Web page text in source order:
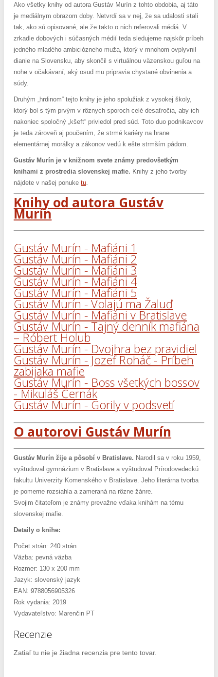
Ako všetky knihy od autora Gustáv Murín z tohto obdobia, aj táto
je mediálnym obrazom doby. Netvrdí sa v nej, že sa udalosti stali
tak, ako sú opisované, ale že takto o nich referovali médiá. V
zrkadle dobových i súčasných médií teda sledujeme najskôr príbeh
jedného mladého ambiciózneho muža, ktorý v mnohom ovplyvnil
dianie na Slovensku, aby skončil s virtuálnou väzenskou guľou na
nohe v očakávaní, aký osud mu pripravia chystané obvinenia a
súdy.
Druhým „hrdinom“ tejto knihy je jeho spolužiak z vysokej školy,
ktorý bol s tým prvým v rôznych sporoch celé desaťročia, aby ich
nakoniec spoločný „kšeft“ priviedol pred súd. Toto duo podnikavcov
je teda zároveň aj poučením, že strmé kariéry na hrane
elementárnej morálky a zákonov vedú k ešte strmším pádom.
Gustáv Murín je v knižnom svete známy predovšetkým
knihami z prostredia slovenskej mafie. Knihy z jeho tvorby
nájdete v našej ponuke tu
Knihy od autora Gustáv
Murín
Gustáv Murín - Mafiáni 1
Gustáv Murín - Mafiáni 2
Gustáv Murín - Mafiáni 3
Gustáv Murín - Mafiáni 4
Gustáv Murín - Mafiáni 5
Gustáv Murín - Volajú ma Žaluď
Gustáv Murín - Mafiáni v Bratislave
Gustáv Murín - Tajný denník mafiána
– Róbert Holub
Gustáv Murín - Dvojhra bez pravidiel
Gustáv Murín - Jozef Roháč - Príbeh
zabijaka mafie
Gustáv Murín - Boss všetkých bossov
- Mikuláš Černák
Gustáv Murín - Gorily v podsvetí
O autorovi Gustáv Murín
Gustáv Murín žije a pôsobí v Bratislave. Narodil sa v roku 1959,
vyštudoval gymnázium v Bratislave a vyštudoval Prírodovedeckú
fakultu Univerzity Komenského v Bratislave. Jeho literárna tvorba
je pomerne rozsiahla a zameraná na rôzne žánre.
Svojim čitateľom je známy prevažne vďaka knihám na tému
slovenskej mafie.
Detaily o knihe:
Počet strán: 240 strán
Väzba: pevná väzba
Rozmer: 130 x 200 mm
Jazyk: slovenský jazyk
EAN: 9788056905326
Rok vydania: 2019
Vydavateľstvo: Marenčin PT
Recenzie
Zatiaľ tu nie je žiadna recenzia pre tento tovar.